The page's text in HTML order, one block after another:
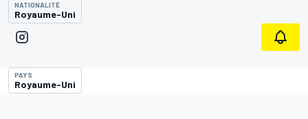
NATIONALITÉ
Royaume-Uni
PAYS
Royaume-Uni